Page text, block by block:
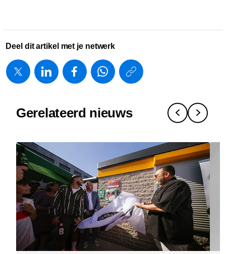
Deel dit artikel met je netwerk
https://
naar-
waarom-
innovatie-
een-
keten-
van-
is.html
Gerelateerd nieuws